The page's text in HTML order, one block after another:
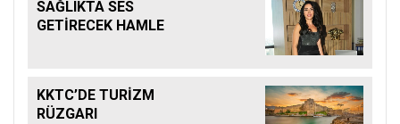
SAĞLIKTA SES
GETİRECEK HAMLE
KKTC’DE TURİZM
RÜZGARI